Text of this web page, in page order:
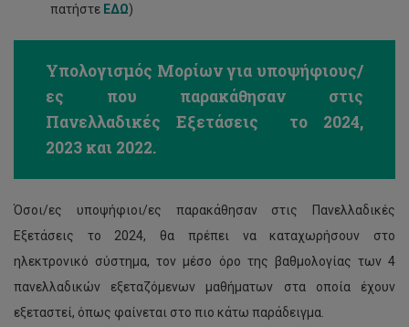
πατήστε ΕΔΩ)
Υπολογισμός Μορίων για υποψήφιους/
ες που παρακάθησαν στις
Πανελλαδικές Εξετάσεις το 2024,
2023 και 2022.
Όσοι/ες υποψήφιοι/ες παρακάθησαν στις Πανελλαδικές
Εξετάσεις το 2024, θα πρέπει να καταχωρήσουν στο
ηλεκτρονικό σύστημα, τον μέσο όρο της βαθμολογίας των 4
πανελλαδικών εξεταζόμενων μαθήματων στα οποία έχουν
εξεταστεί, όπως φαίνεται στο πιο κάτω παράδειγμα.